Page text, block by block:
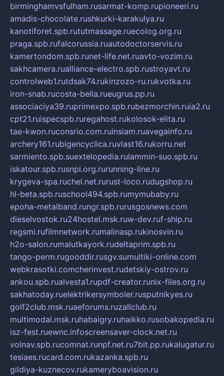
birminghamvsfulham.rusarmat-komp.rupioneeri.ru
amadis-chocolate.rushkurki-karakulya.ru
kanotiforet.spb.rututmassage.ruecolog.org.ru
praga.spb.rufalcorussia.ruautodoctorservis.ru
kamertondom.spb.runet-life.net.ruavto-vozim.ru
sakhcamera.rualliance-electro.spb.rustroyavt.ru
controlweb1.rutdsak74.rukinzozo-ru.rukvotka.ru
iron-snab.rucosta-bella.rueugrus.pp.ru
associaciya39.ruprimexpo.spb.rubezmorchin.ruia2.ru
cpt21.ruispecspb.ruregahost.rukolosok-elita.ru
tae-kwon.ruconsrio.com.ruinsiam.ruavegainfo.ru
archery161.rubigencyclica.ruvlast16.rukorru.net
sarmiento.spb.suextelopedia.rulammin-suo.spb.ru
iskatour.spb.rusnpi.org.rurunning-line.ru
krygeva-spa.ruchel.net.rurust-loco.rudugshop.ru
hl-beta.spb.ruschool494.spb.rumymubaby.ru
epoha-metalband.rungr.spb.rurusgosnews.com
dieselvostok.ru24hostel.msk.ruw-dev.ruf-ship.ru
regsmi.rufilmnetwork.rumalinasp.rukinosvin.ru
h2o-salon.rumalutkayork.rudeltaprim.spb.ru
tango-perm.rugooddir.rusgv.sumultiki-online.com
webkrasotki.comcherinvest.rudetskiy-ostrov.ru
ankou.spb.rualvesta1.rupdf-creator.runix-files.org.ru
sakhatoday.ruelektrikersymboler.rusputnikyes.ru
golf2club.msk.ruaeforums.ruzallclub.ru
multimodal.msk.ruhabaigry.ruhaikko.rusobakopedia.ru
isz-fest.ruewnc.infoscreensaver-clock.net.ru
volnav.spb.rucomnat.runpf.net.ru7bit.pp.rukalugatur.ru
tesiaes.rucard.com.rukazanka.spb.ru
gildiya-kuznecov.rukameryboavision.ru